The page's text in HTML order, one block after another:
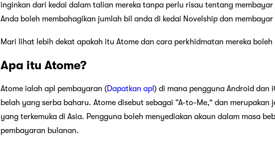
inginkan dari kedai dalam talian mereka tanpa perlu risau tentang
Anda boleh membahagikan jumlah bil anda di kedai Novelship dan
Mari lihat lebih dekat apakah itu Atome dan cara perkhidmatan mereka
Apa itu Atome?
Atome ialah apl pembayaran (Dapatkan apl ) di mana pengguna Android dan
belah yang serba baharu. Atome disebut sebagai “A-to-Me,” dan merupakan
yang terkemuka di Asia. Pengguna boleh menyediakan akaun dalam masa
pembayaran bulanan.